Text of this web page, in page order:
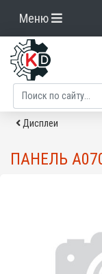
Меню
Дисплеи
ПАНЕЛЬ